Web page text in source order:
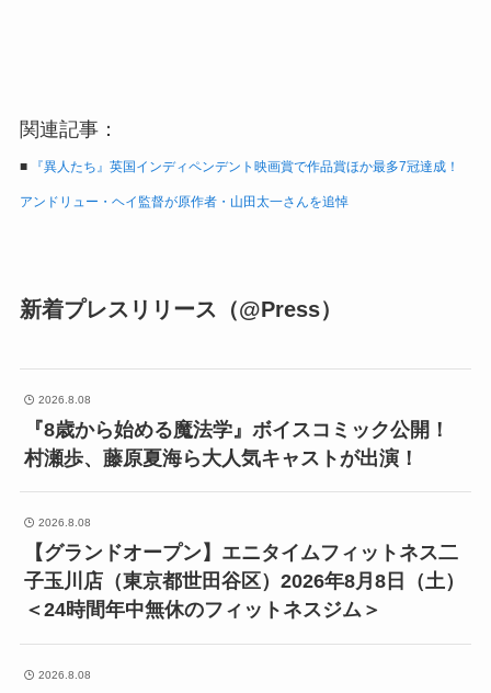
関連記事：
■ 『異人たち』英国インディペンデント映画賞で作品賞ほか最多7冠達成！
アンドリュー・ヘイ監督が原作者・山田太一さんを追悼
新着プレスリリース（@Press）
2026.8.08
『8歳から始める魔法学』ボイスコミック公開！
村瀬歩、藤原夏海ら大人気キャストが出演！
2026.8.08
【グランドオープン】エニタイムフィットネス二
子玉川店（東京都世田谷区）2026年8月8日（土）
＜24時間年中無休のフィットネスジム＞
2026.8.08